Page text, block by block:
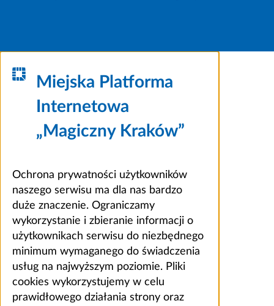
Miejska Platforma
Internetowa
„Magiczny Kraków”
Ochrona prywatności użytkowników
naszego serwisu ma dla nas bardzo
duże znaczenie. Ograniczamy
wykorzystanie i zbieranie informacji o
użytkownikach serwisu do niezbędnego
minimum wymaganego do świadczenia
usług na najwyższym poziomie. Pliki
cookies wykorzystujemy w celu
prawidłowego działania strony oraz